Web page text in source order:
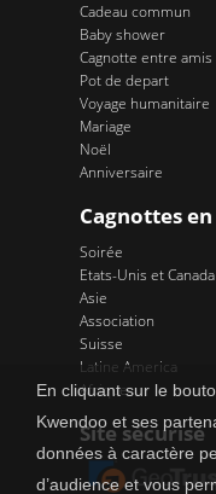
Cadeau commun
Baby shower
Cagnotte entre amis
Pot de depart
Voyage humanitaire
Mariage
Noël
Anniversaire
Cagnottes
Soirée
Etats-Unis et Canada
Asie
Association
Suisse
Latine America
Afrique
Site sécurisé
En cliquant sur le
Kwendoo et ses
données à caractère
d’audience et vous